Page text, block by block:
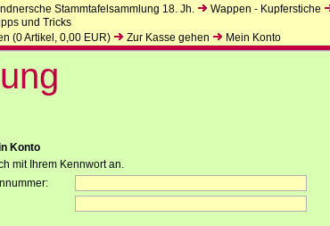
Stammtafelsammlung 18. Jh.
Wappen - Kupferstiche
und Tricks
(0Artikel, 0,00 EUR) Zur Kasse gehen Mein Konto
Konto
mit Ihrem Kennwort an.